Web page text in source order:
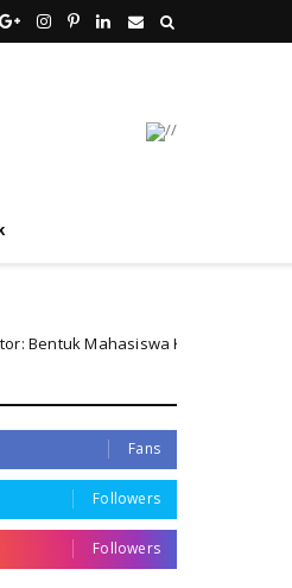
Kredibel Menuju SDM Berkualitas
Fans
Followers
Followers